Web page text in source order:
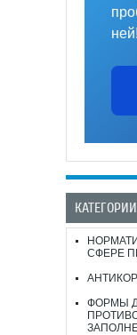
ней!
СФЕРЕ
ФОРМЫ